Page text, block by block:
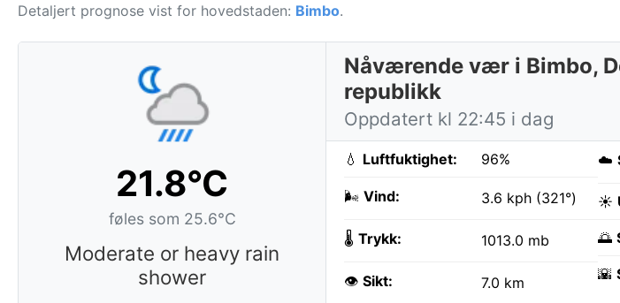
Detaljert prognose vist for hovedstaden: Bimbo.
21.8°C
føles som 25.6°C
Moderate or heavy rain
shower
Nåværende vær i Bimbo,
republikk
Oppdatert kl 22:45 i dag
💧 Luftfuktighet: 96%
🌬️ Vind: 3.6 kph (321°)
🌡️ Trykk: 1013.0 mb
👁️ Sikt: 7.0 km
☁️
☀️
🌅
🌇